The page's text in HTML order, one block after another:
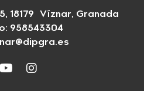
18179 Víznar, Granada
958543304